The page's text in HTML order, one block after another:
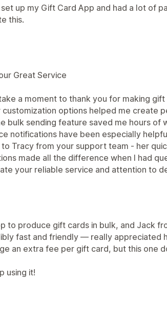
up my Gift Card App and had a lot of
this.
Great Service
a moment to thank you for making gift
customization options helped me create
bulk sending feature saved me hours of
notifications have been especially
to Tracy from your support team - her
made all the difference when I had
your reliable service and attention to
to produce gift cards in bulk, and Jack
fast and friendly — really appreciated
an extra fee per gift card, but this one
using it!